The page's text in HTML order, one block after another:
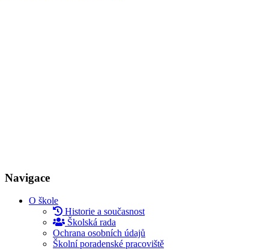
Navigace
O škole
Historie a současnost
Školská rada
Ochrana osobních údajů
Školní poradenské pracoviště